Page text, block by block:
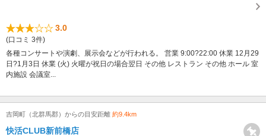
3.0
(口コミ 3件)
各種コンサートや演劇、展示会などが行われる。 営業 9:00?22:00 休業 12月29
日?1月3日 休業 (火) 火曜が祝日の場合翌日 その他 レストラン その他 ホール 室
内施設 会議室...
吉岡町（北群馬郡）からの目安距離 約9.4km
快活CLUB新前橋店